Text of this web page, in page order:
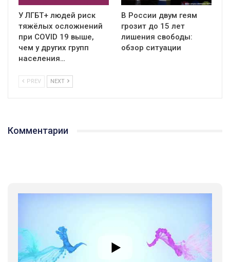
У ЛГБТ+ людей риск
тяжёлых осложнений
при COVID 19 выше,
чем у других групп
населения…
В России двум геям
грозит до 15 лет
лишения свободы:
обзор ситуации
PREV NEXT
Комментарии